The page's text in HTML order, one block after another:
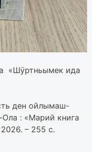
«Шӱртньымек ида
ден ойлымаш-
: «Марий книга
– 255 с.